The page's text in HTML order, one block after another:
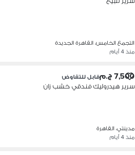
التجمع الخامس، القاهرة الجديدة
منذ 4 أيام
7,500 ج.م قابل للتفاوض
سرير هيدروليك فندقي خشب زان
مدينتي، القاهرة
منذ 4 أيام